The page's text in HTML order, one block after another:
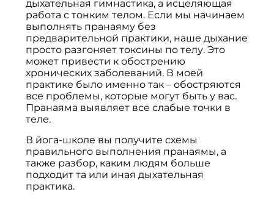
дыхательная гимнастика, а исцеляющая
работа с тонким телом. Если мы начинаем
выполнять пранаяму без
предварительной практики, наше дыхание
просто разгоняет токсины по телу. Это
может привести к обострению
хронических заболеваний. В моей
практике было именно так – обостряются
все проблемы, которые могут быть у вас.
Пранаяма выявляет все слабые точки в
теле.
В йога-школе вы получите схемы
правильного выполнения пранаямы, а
также разбор, каким людям больше
подходит та или иная дыхательная
практика.